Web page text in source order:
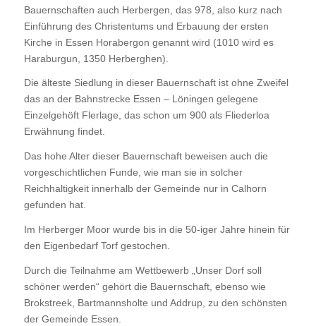
Bauernschaften auch Herbergen, das 978, also kurz nach
Einführung des Christentums und Erbauung der ersten
Kirche in Essen Horabergon genannt wird (1010 wird es
Haraburgun, 1350 Herberghen).
Die älteste Siedlung in dieser Bauernschaft ist ohne Zweifel
das an der Bahnstrecke Essen – Löningen gelegene
Einzelgehöft Flerlage, das schon um 900 als Fliederloa
Erwähnung findet.
Das hohe Alter dieser Bauernschaft beweisen auch die
vorgeschichtlichen Funde, wie man sie in solcher
Reichhaltigkeit innerhalb der Gemeinde nur in Calhorn
gefunden hat.
Im Herberger Moor wurde bis in die 50-iger Jahre hinein für
den Eigenbedarf Torf gestochen.
Durch die Teilnahme am Wettbewerb „Unser Dorf soll
schöner werden“ gehört die Bauernschaft, ebenso wie
Brokstreek, Bartmannsholte und Addrup, zu den schönsten
der Gemeinde Essen.